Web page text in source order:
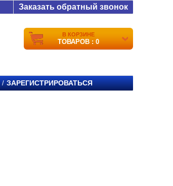
Заказать обратный звонок
В КОРЗИНЕ
ТОВАРОВ : 0
/ ЗАРЕГИСТРИРОВАТЬСЯ